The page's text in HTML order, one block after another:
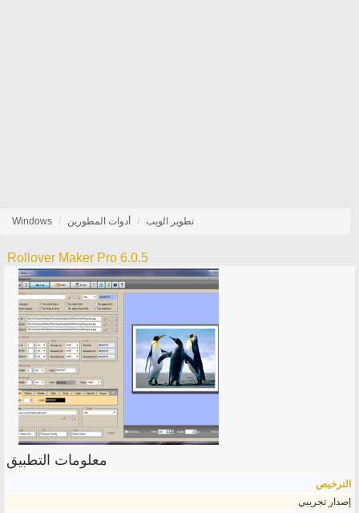
Windows أدوات المطورين تطوير الويب
Rollover Maker Pro 6.0.5
معلومات التطبيق
الترخيص
إصدار تجريبي